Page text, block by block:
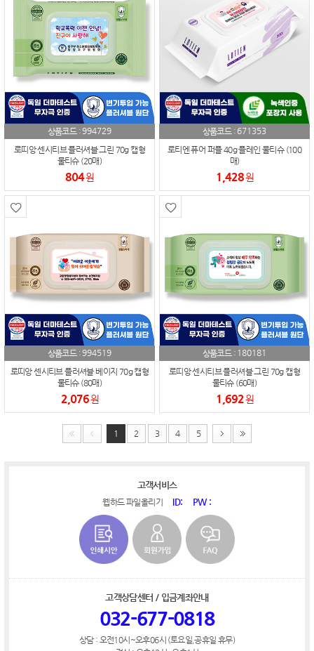
상품코드 :994729
로띠앙 센시티브 플러셔블 그린 70g 캡형
물티슈 (20매)
804원
상품코드 : 671353
로티엔 퓨어 퍼플 40g 플레인 물티슈 (100
매)
1,428원
상품코드 :994519
로띠앙 센시티브 플러셔블 베이지 70g 캡형
물티슈 (80매)
2,076원
상품코드 : 180181
로띠앙 센시티브 플러셔블 그린 70g 캡형
물티슈 (60매)
1,692원
1 2 3 4 5
고객서비스
웹하드 파일올리기 ID: PW :
고객상담센터 / 입금계좌안내
032-677-0818
상담 : 오전10시~오후06시 (토요일,공휴일 휴무)